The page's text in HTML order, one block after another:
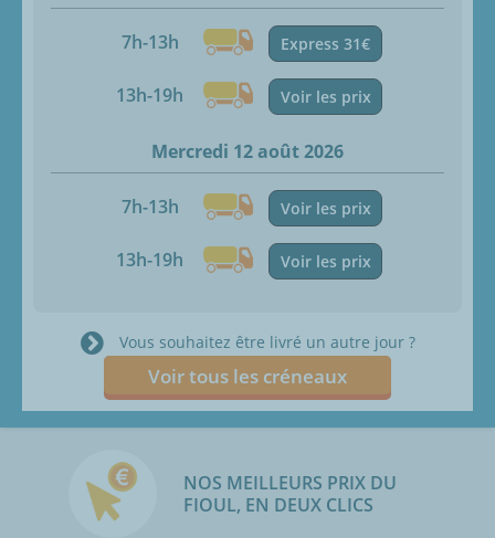
7h-13h Express 31€
13h-19h Voir les prix
Mercredi 12 août 2026
7h-13h Voir les prix
13h-19h Voir les prix
Vous souhaitez être livré un autre jour ?
Voir tous les créneaux
NOS MEILLEURS PRIX DU
FIOUL, EN DEUX CLICS